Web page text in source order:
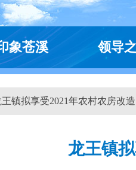
象苍溪 领导
王镇拟享受2021年农村农房改
龙王镇